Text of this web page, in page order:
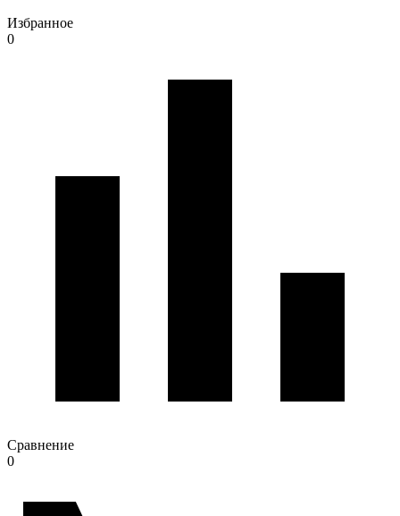
Избранное
0
Сравнение
0